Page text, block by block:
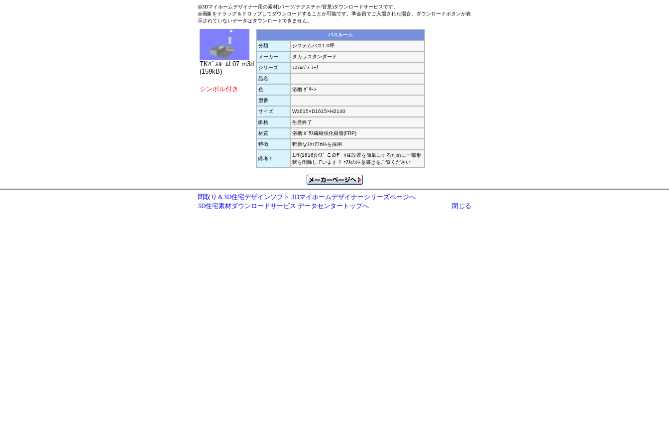
◎3Dマイホームデザイナー用の素材(パーツ/テクスチャ/背景)ダウンロードサービスです。
◎画像をドラッグ＆ドロップしてダウンロードすることが可能です。準会員でご入場された場合、ダウンロードボタンが表
示されていないデータはダウンロードできません。
TKﾊﾞｽﾙｰﾑL07.m3d
(159kB)
シンボル付き
バスルーム
分類
システムバス1.0坪
メーカー
タカラスタンダード
シリーズ
ｼｽﾃﾑﾊﾞｽ ﾐｰﾅ
品名
色
浴槽:ｸﾞﾘｰﾝ
型番
サイズ
W1615×D1615×H2140
価格
生産終了
材質
浴槽:ｶﾞﾗｽ繊維強化樹脂(FRP)
特徴
斬新なｽｸｴｱﾌｫﾙﾑを採用
備考１
1坪(1616)ｻｲｽﾞ このﾃﾞｰﾀは設置を簡単にするために一部形
状を削除しています ﾏﾆｭｱﾙの注意書きをご覧ください
間取り＆3D住宅デザインソフト 3Dマイホームデザイナーシリーズページへ
3D住宅素材ダウンロードサービス データセンタートップへ
閉じる